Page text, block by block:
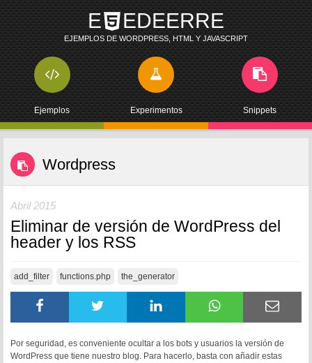
E EDEERRE
EJEMPLOS DE WORDPRESS, HTML Y JAVASCRIPT
Ejemplos Experimentos Snippets
Wordpress
Abril 2015
Eliminar de versión de WordPress del
header y los RSS
add_filter functions.php the_generator
Por seguridad, es conveniente ocultar a los bots y usuarios la versión de
WordPress que tiene nuestro blog. Para hacerlo, basta con añadir estas